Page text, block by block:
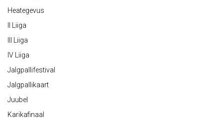
Heategevus
II Liiga
III Liiga
IV Liiga
Jalgpallifestival
Jalgpallikaart
Juubel
Karikafinaal